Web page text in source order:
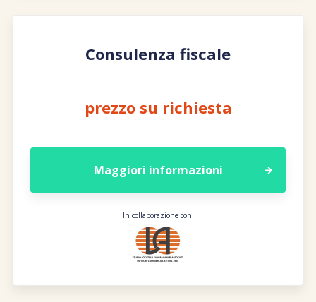
Consulenza fiscale
prezzo su richiesta
Maggiori informazioni
In collaborazione con: